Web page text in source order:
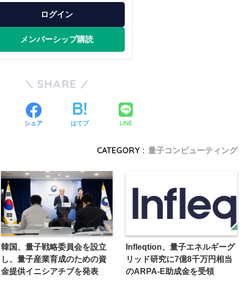
ログイン
メンバーシップ購読
SHARE
シェア はてブ LINE
CATEGORY : 量子コンピューティング
韓国、量子戦略委員会を設立
し、量子産業育成のための資
金提供イニシアチブを発表
Infleqtion、量子エネルギーグ
リッド研究に7億8千万円相当
のARPA-E助成金を受領